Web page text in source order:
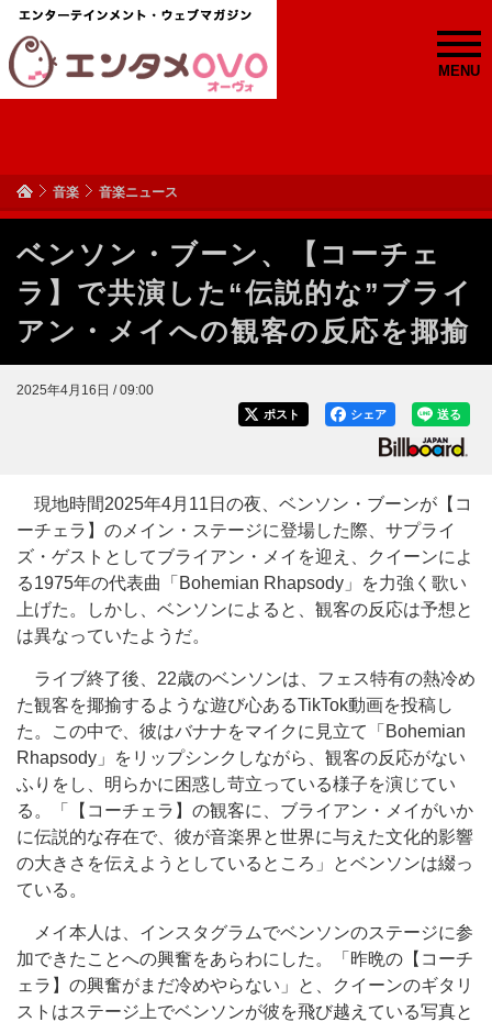
MENU
音楽 音楽ニュース
ベンソン・ブーン、【コーチェ
ラ】で共演した“伝説的な”ブライ
アン・メイへの観客の反応を揶揄
2025年4月16日 / 09:00
送る
シェア
ポスト
現地時間2025年4月11日の夜、ベンソン・ブーンが【コ
ーチェラ】のメイン・ステージに登場した際、サプライ
ズ・ゲストとしてブライアン・メイを迎え、クイーンによ
る1975年の代表曲「Bohemian Rhapsody」を力強く歌い
上げた。しかし、ベンソンによると、観客の反応は予想と
は異なっていたようだ。
ライブ終了後、22歳のベンソンは、フェス特有の熱冷め
た観客を揶揄するような遊び心あるTikTok動画を投稿し
た。この中で、彼はバナナをマイクに見立て「Bohemian
Rhapsody」をリップシンクしながら、観客の反応がない
ふりをし、明らかに困惑し苛立っている様子を演じてい
る。「【コーチェラ】の観客に、ブライアン・メイがいか
に伝説的な存在で、彼が音楽界と世界に与えた文化的影響
の大きさを伝えようとしているところ」とベンソンは綴っ
ている。
メイ本人は、インスタグラムでベンソンのステージに参
加できたことへの興奮をあらわにした。「昨晩の【コーチ
ェラ】の興奮がまだ冷めやらない」と、クイーンのギタリ
ストはステージ上でベンソンが彼を飛び越えている写真と